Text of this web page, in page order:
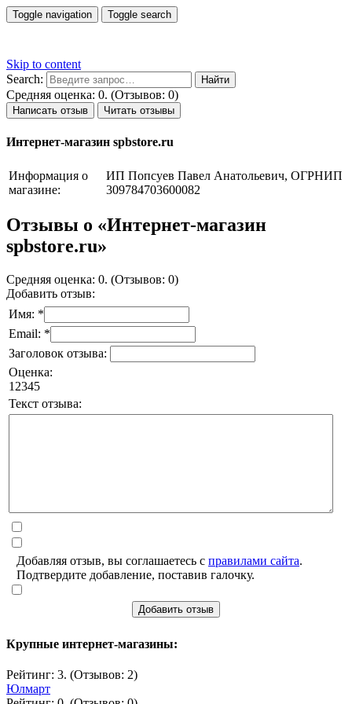
Toggle navigation Toggle search
Skip to content
Search:
Средняя оценка: 0. (Отзывов: 0)
Написать отзыв Читать отзывы
Интернет-магазин spbstore.ru
Информация о
магазине:
ИП Попсуев Павел Анатольевич, ОГРНИП
309784703600082
Отзывы о «Интернет-магазин
spbstore.ru»
Средняя оценка: 0. (Отзывов: 0)
Добавить отзыв:
Имя: *
Email: *
Заголовок отзыва:
Оценка:
1 2345
Текст отзыва:
Добавляя отзыв, вы соглашаетесь с правилами сайта.
Подтвердите добавление, поставив галочку.
Добавить отзыв
Крупные интернет-магазины:
Рейтинг: 3. (Отзывов: 2)
Юлмарт